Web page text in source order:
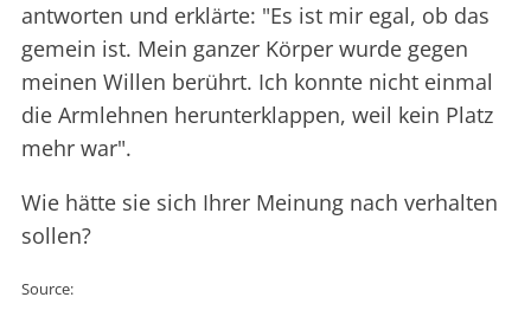
antworten und erklärte: "Es ist mir egal, ob das
gemein ist. Mein ganzer Körper wurde gegen
meinen Willen berührt. Ich konnte nicht einmal
die Armlehnen herunterklappen, weil kein Platz
mehr war".
Wie hätte sie sich Ihrer Meinung nach verhalten
sollen?
Source: